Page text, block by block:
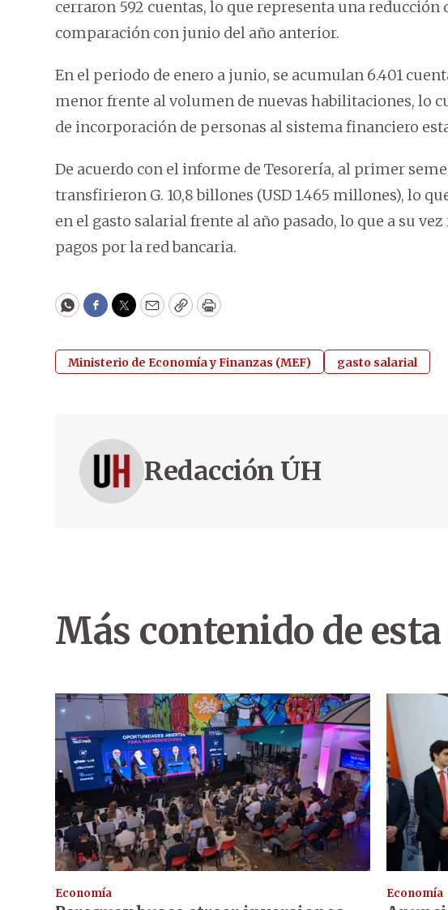
cerraron 592 cuentas, lo que representa una reducción
comparación con junio del año anterior.
En el periodo de enero a junio, se acumulan 6.401
menor frente al volumen de nuevas habilitaciones, lo
de incorporación de personas al sistema financiero
De acuerdo con el informe de Tesorería, al primer
transfirieron G. 10,8 billones (USD 1.465 millones), lo
en el gasto salarial frente al año pasado, lo que a su
pagos por la red bancaria.
WhatsApp
Facebook
Twitter
EmailCopyPrint
Ministerio de Economía y Finanzas (MEF) gasto salarial
Redacción ÚH
Más contenido de
Economía Economía